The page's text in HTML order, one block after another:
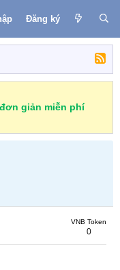
Đăng ký
giản miễn phí
VNB Token
0